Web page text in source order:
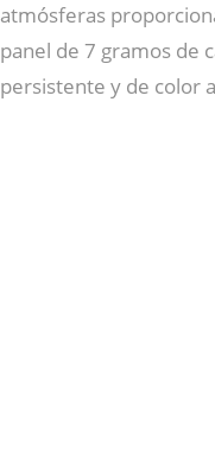
atmósferas
panel de 7 gramos de
persistente y de color